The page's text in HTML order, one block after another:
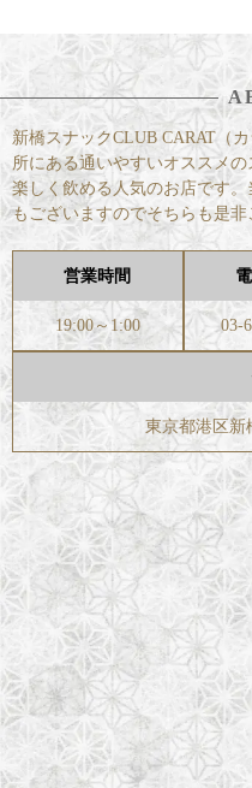
新橋スナックCLUB CARAT（
所にある通いやすいオススメ
楽しく飲める人気のお店です
もございますのでそちらも是
営業時間
19:00～1:00 03-
東京都港区新